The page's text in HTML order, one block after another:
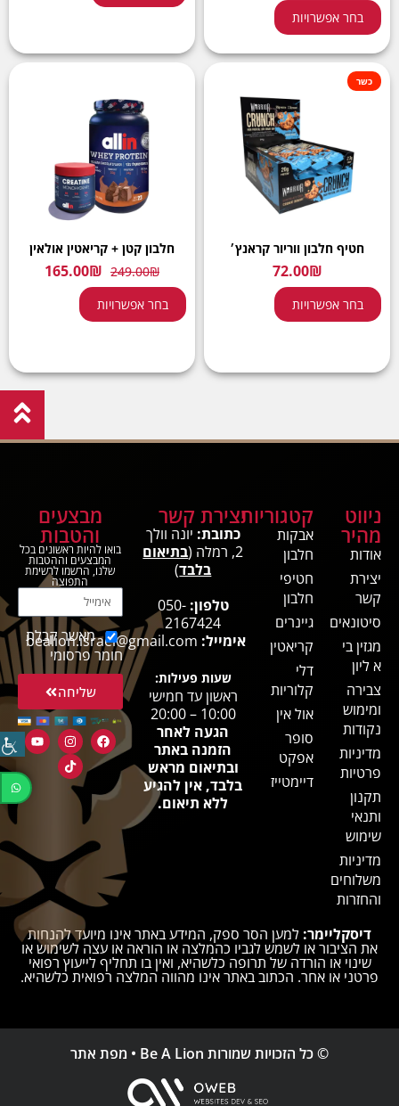
בחר אפשרויות
כשר
חטיף חלבון ווריור קראנץ׳
72.00₪
בחר אפשרויות
חלבון קטן + קריאטין אולאין
249.00₪
165.00₪
בחר אפשרויות
ניווט
מהיר
אודות
יצירת
קשר
סיטונאים
מגזין בי
א ליון
צבירה
ומימוש
נקודות
מדיניות
פרטיות
תקנון
ותנאי
שימוש
מדיניות
משלוחים
והחזרות
קטגוריות
אבקות
חלבון
חטיפי
חלבון
גיינרים
קריאטין
דלי
קלוריות
אול אין
סופר
אפקט
דיימטייז
יצירת קשר
כתובת: יונה וולך
2, רמלה (
בתיאום
בלבד)
טלפון: 050-
2167424
אימייל: bealion.israel@gmail.com
שעות פעילות:
ראשון עד חמישי
10:00 – 20:00
הגעה לאחר
הזמנה באתר
ובתיאום מראש
בלבד, אין להגיע
ללא תיאום.
מבצעים
והטבות
בואו להיות ראשונים בכל
המבצעים וההטבות
שלנו, הרשמו לרשימת
התפוצה
מאשר קבלת
חומר פרסומי
שליחה
דיסקליימר: למען הסר ספק, המידע באתר אינו מיועד להנחות
את הציבור או לשמש לגביו כהמלצה או הוראה או עצה לשימוש או
שינוי או הורדה של תרופה כלשהיא, ואין בו תחליף לייעוץ רפואי
פרטני או אחר. הכתוב באתר אינו מהווה המלצה רפואית כלשהיא.
© כל הזכויות שמורות Be A Lion • מפת אתר